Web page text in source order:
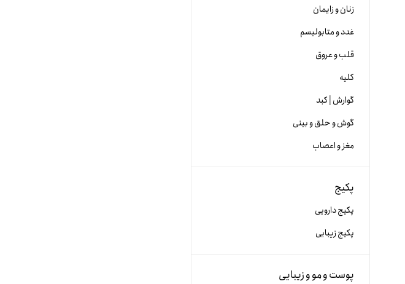
زنان و زایمان
غدد و متابولیسم
قلب و عروق
کلیه
گوارش | کبد
گوش و حلق و بینی
مغز و اعصاب
پکیج
پکیج دارویی
پکیج زیبایی
پوست و مو و زیبایی